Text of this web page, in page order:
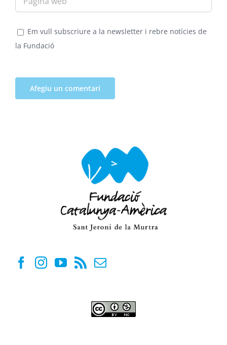
Em vull subscriure a la newsletter i rebre notícies de
la Fundació